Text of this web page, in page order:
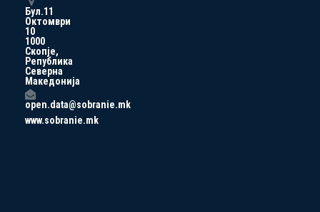
Бул.11
Октомври
10
1000
Скопје,
Република
Северна
Македонија
open.data@sobranie.mk
www.sobranie.mk